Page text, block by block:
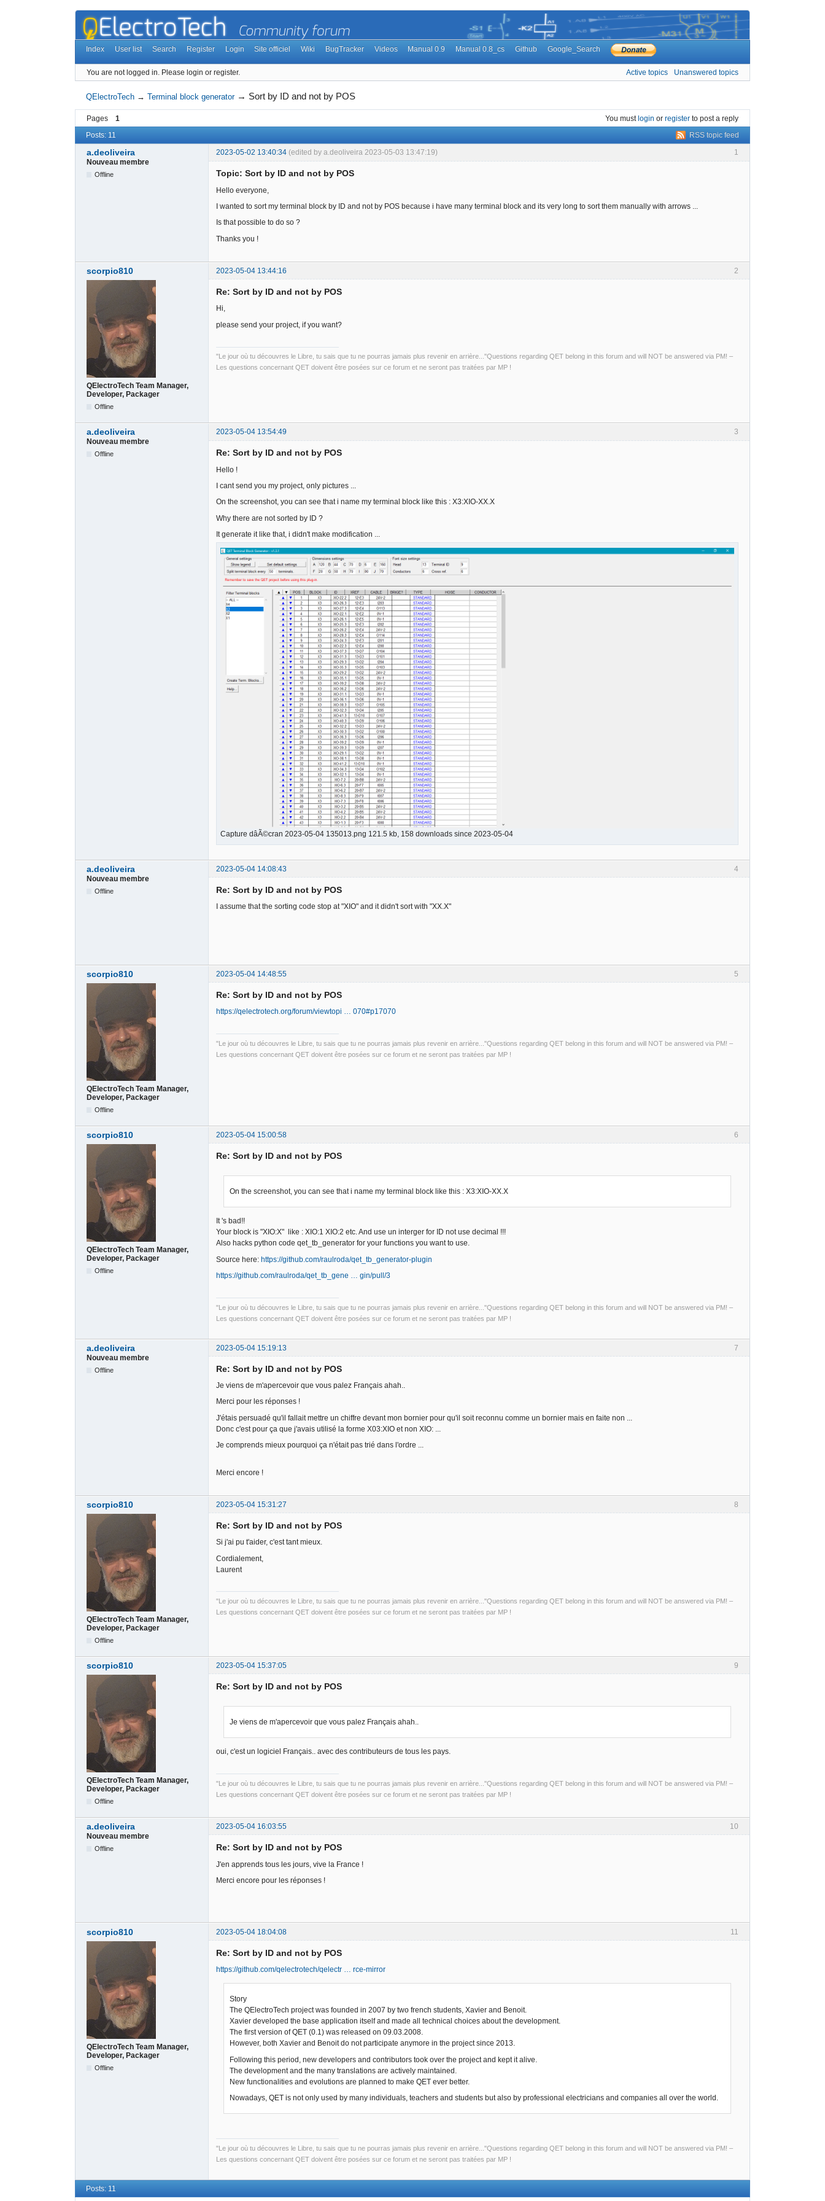
Index User list Search Register Login Site officiel Wiki BugTracker Videos Manual 0.9 Manual 0.8_cs Github Google_Search
You are not logged in. Please login or register. Active topics Unanswered topics
QElectroTech →Terminal block generator → Sort by ID and not by POS
Pages 1 You mustlogin or register to post a reply
RSS topic feed
Posts: 11
1
a.deoliveira 2023-05-02 13:40:34 (edited by a.deoliveira 2023-05-03 13:47:19)
Nouveau membre
Offline Topic: Sort by ID and not by POS
Hello everyone,
I wanted to sort my terminal block by ID and not by POS because i have many terminal block and its very long to sort them manually with arrows ...
Is that possible to do so ?
Thanks you !
2
scorpio810 2023-05-04 13:44:16
QElectroTech Team Manager,
Developer, Packager
Offline
Re: Sort by ID and not by POS
Hi,
please send your project, if you want?
"Le jour où tu découvres le Libre, tu sais que tu ne pourras jamais plus revenir en arrière..."Questions regarding QET belong in this forum and will NOT be answered via PM! –
Les questions concernant QET doivent être posées sur ce forum et ne seront pas traitées par MP !
3
a.deoliveira
2023-05-04 13:54:49
Nouveau membre
Offline Re: Sort by ID and not by POS
Hello !
I cant send you my project, only pictures ...
On the screenshot, you can see that i name my terminal block like this : X3:XIO-XX.X
Why there are not sorted by ID ?
It generate it like that, i didn't make modification ...
Capture dâÃ©cran 2023-05-04 135013.png 121.5 kb, 158 downloads since 2023-05-04
4
a.deoliveira
2023-05-04 14:08:43
Nouveau membre
Offline Re: Sort by ID and not by POS
I assume that the sorting code stop at "XIO" and it didn't sort with "XX.X"
5
scorpio810 2023-05-04 14:48:55
QElectroTech Team Manager,
Developer, Packager
Offline
Re: Sort by ID and not by POS
https://qelectrotech.org/forum/viewtopi … 070#p17070
"Le jour où tu découvres le Libre, tu sais que tu ne pourras jamais plus revenir en arrière..."Questions regarding QET belong in this forum and will NOT be answered via PM! –
Les questions concernant QET doivent être posées sur ce forum et ne seront pas traitées par MP !
6
scorpio810 2023-05-04 15:00:58
QElectroTech Team Manager,
Developer, Packager
Offline
Re: Sort by ID and not by POS
On the screenshot, you can see that i name my terminal block like this : X3:XIO-XX.X
It 's bad!!
Your block is "XIO:X" like : XIO:1 XIO:2 etc. And use un interger for ID not use decimal !!!
Also hacks python code qet_tb_generator for your functions you want to use.
Source here: https://github.com/raulroda/qet_tb_generator-plugin
https://github.com/raulroda/qet_tb_gene … gin/pull/3
"Le jour où tu découvres le Libre, tu sais que tu ne pourras jamais plus revenir en arrière..."Questions regarding QET belong in this forum and will NOT be answered via PM! –
Les questions concernant QET doivent être posées sur ce forum et ne seront pas traitées par MP !
7
a.deoliveira
2023-05-04 15:19:13
Nouveau membre
Offline Re: Sort by ID and not by POS
Je viens de m'apercevoir que vous palez Français ahah..
Merci pour les réponses !
J'étais persuadé qu'il fallait mettre un chiffre devant mon bornier pour qu'il soit reconnu comme un bornier mais en faite non ...
Donc c'est pour ça que j'avais utilisé la forme X03:XIO et non XIO: ...
Je comprends mieux pourquoi ça n'était pas trié dans l'ordre ...
Merci encore !
8
scorpio810 2023-05-04 15:31:27
QElectroTech Team Manager,
Developer, Packager
Offline
Re: Sort by ID and not by POS
Si j'ai pu t'aider, c'est tant mieux.
Cordialement,
Laurent
"Le jour où tu découvres le Libre, tu sais que tu ne pourras jamais plus revenir en arrière..."Questions regarding QET belong in this forum and will NOT be answered via PM! –
Les questions concernant QET doivent être posées sur ce forum et ne seront pas traitées par MP !
9
scorpio810 2023-05-04 15:37:05
QElectroTech Team Manager,
Developer, Packager
Offline
Re: Sort by ID and not by POS
Je viens de m'apercevoir que vous palez Français ahah..
oui, c'est un logiciel Français.. avec des contributeurs de tous les pays.
"Le jour où tu découvres le Libre, tu sais que tu ne pourras jamais plus revenir en arrière..."Questions regarding QET belong in this forum and will NOT be answered via PM! –
Les questions concernant QET doivent être posées sur ce forum et ne seront pas traitées par MP !
10
a.deoliveira
2023-05-04 16:03:55
Nouveau membre
Offline Re: Sort by ID and not by POS
J'en apprends tous les jours, vive la France !
Merci encore pour les réponses !
11
scorpio810 2023-05-04 18:04:08
QElectroTech Team Manager,
Developer, Packager
Offline
Re: Sort by ID and not by POS
https://github.com/qelectrotech/qelectr … rce-mirror
Story
The QElectroTech project was founded in 2007 by two french students, Xavier and Benoit.
Xavier developed the base application itself and made all technical choices about the development.
The first version of QET (0.1) was released on 09.03.2008.
However, both Xavier and Benoit do not participate anymore in the project since 2013.
Following this period, new developers and contributors took over the project and kept it alive.
The development and the many translations are actively maintained.
New functionalities and evolutions are planned to make QET ever better.
Nowadays, QET is not only used by many individuals, teachers and students but also by professional electricians and companies all over the world.
"Le jour où tu découvres le Libre, tu sais que tu ne pourras jamais plus revenir en arrière..."Questions regarding QET belong in this forum and will NOT be answered via PM! –
Les questions concernant QET doivent être posées sur ce forum et ne seront pas traitées par MP !
Posts: 11